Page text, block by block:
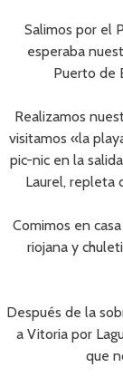
Salimos por el
esperaba
Puerto de
Realizamos
visitamos «la
pic-nic en la
Laurel, repleta
Comimos en
riojana y
Después de la
a Vitoria por
que